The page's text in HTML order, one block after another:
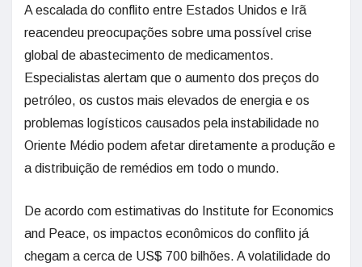
A escalada do conflito entre Estados Unidos e Irã
reacendeu preocupações sobre uma possível crise
global de abastecimento de medicamentos.
Especialistas alertam que o aumento dos preços do
petróleo, os custos mais elevados de energia e os
problemas logísticos causados pela instabilidade no
Oriente Médio podem afetar diretamente a produção e
a distribuição de remédios em todo o mundo.
De acordo com estimativas do Institute for Economics
and Peace, os impactos econômicos do conflito já
chegam a cerca de US$ 700 bilhões. A volatilidade do